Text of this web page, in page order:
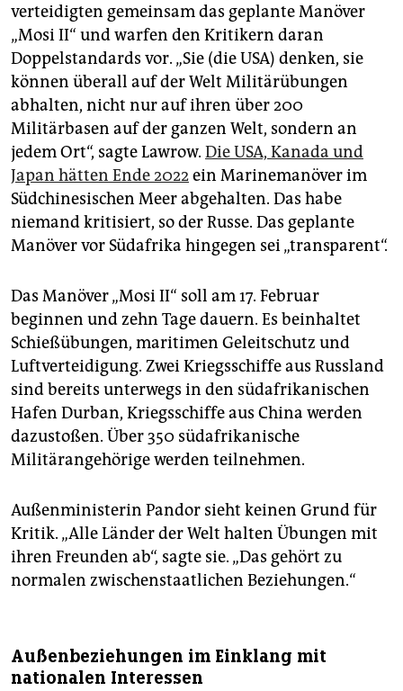
verteidigten gemeinsam das geplante Manöver
„Mosi II“ und warfen den Kritikern daran
Doppelstandards vor. „Sie (die USA) denken, sie
können überall auf der Welt Militärübungen
abhalten, nicht nur auf ihren über 200
Militärbasen auf der ganzen Welt, sondern an
jedem Ort“, sagte Lawrow. Die USA, Kanada und
Japan hätten Ende 2022ein Marinemanöver im
Südchinesischen Meer abgehalten. Das habe
niemand kritisiert, so der Russe. Das geplante
Manöver vor Südafrika hingegen sei „transparent“.
Das Manöver „Mosi II“ soll am 17. Februar
beginnen und zehn Tage dauern. Es beinhaltet
Schießübungen, maritimen Geleitschutz und
Luftverteidigung. Zwei Kriegsschiffe aus Russland
sind bereits unterwegs in den südafrikanischen
Hafen Durban, Kriegsschiffe aus China werden
dazustoßen. Über 350 südafrikanische
Militärangehörige werden teilnehmen.
Außenministerin Pandor sieht keinen Grund für
Kritik. „Alle Länder der Welt halten Übungen mit
ihren Freunden ab“, sagte sie. „Das gehört zu
normalen zwischenstaatlichen Beziehungen.“
Außenbeziehungen im Einklang mit
nationalen Interessen